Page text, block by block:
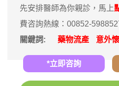
先安排醫師為你親診，馬上
費咨詢熱線：00852-
關鍵詞:
藥物流產 意外
*立即咨詢